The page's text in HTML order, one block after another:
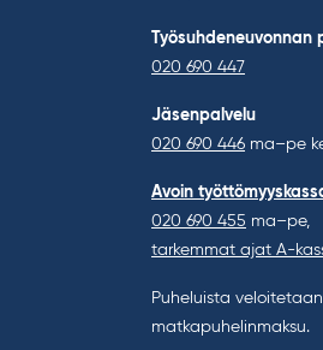
Työsuhdeneuvonnan
020 690 447
Jäsenpalvelu
020 690 446 ma–pe
Avoin
020 690 455 ma–pe,
tarkemmat ajat A-
Puheluista
matkapuhelinmaksu.